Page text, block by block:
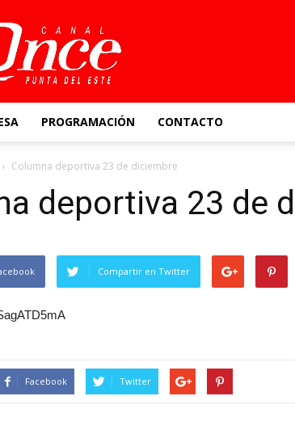
PROGRAMACIÓN CONTACTO
Columna deportiva 23 de diciembre
deportiva 23 de
Compartir en Twitter
Facebook Twitter